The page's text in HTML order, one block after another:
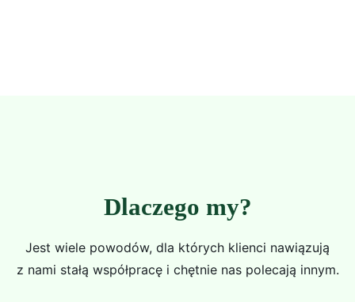
Dlaczego my?
Jest wiele powodów, dla których klienci nawiązują
z nami stałą współpracę i chętnie nas polecają innym.